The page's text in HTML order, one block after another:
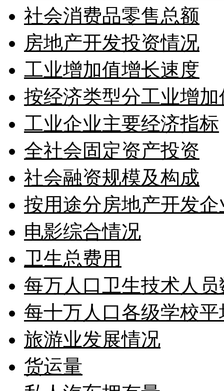
社会消费品零售总额
房地产开发投资情况
工业增加值增长速度
按经济类型分工业增
工业企业主要经济指标
全社会固定资产投资
社会融资规模及构成
按用途分房地产开发
电影综合情况
卫生总费用
每万人口卫生技术人员
每十万人口各级学校
旅游业发展情况
货运量